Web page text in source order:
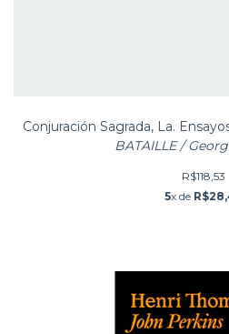
Conjuración Sagrada, La.
BATAILLE /
R$118,53
5x de